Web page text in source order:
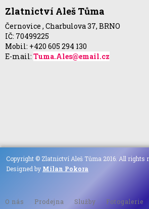
Zlatnictví Aleš Tůma
Černovice , Charbulova 37, BRNO
IČ: 70499225
Mobil: +420 605 294 130
E-mail: Tuma.Ales@email.cz
Copyright © Zlatnictví Aleš Tůma 2016. All rights
Designed by Milan Pokora
O nás Prodejna Služby Fotogalerie